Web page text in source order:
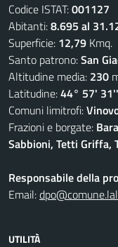
Codice ISTAT:001127
Abitanti:8.695 al
Superficie: 12,79
Santo patrono:San
Altitudine media: 230
Latitudine:44° 57' 31''
Comuni limitrofi:
Frazioni e borgate:
Sabbioni, Tetti Griffa,
Responsabile della
Email:
UTILITÀ